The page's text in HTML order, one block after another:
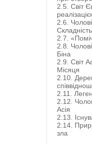
2.5. Світ
2.6.
2.7.
2.8.
Біна
2.9. Світ
Місяця
2.10.
2.11.
2.12.
Асія
2.13.
2.14.
зла